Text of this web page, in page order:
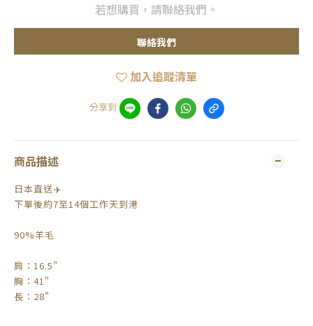
若想購買，請聯絡我們。
聯絡我們
加入追蹤清單
分享到
商品描述
日本直送✈️
下單後約7至14個工作天到港
90%羊毛
肩：16.5"
胸：41"
長：28"